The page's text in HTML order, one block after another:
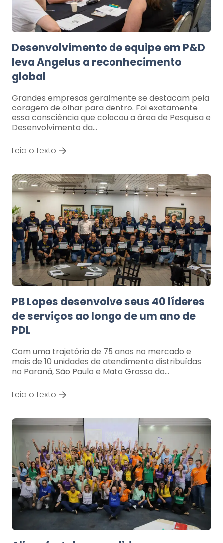
Desenvolvimento de equipe em P&D
leva Angelus a reconhecimento
global
Grandes empresas geralmente se destacam pela
coragem de olhar para dentro. Foi exatamente
essa consciência que colocou a área de Pesquisa e
Desenvolvimento da…
Leia o texto
PB Lopes desenvolve seus 40 líderes
de serviços ao longo de um ano de
PDL
Com uma trajetória de 75 anos no mercado e
mais de 10 unidades de atendimento distribuídas
no Paraná, São Paulo e Mato Grosso do…
Leia o texto